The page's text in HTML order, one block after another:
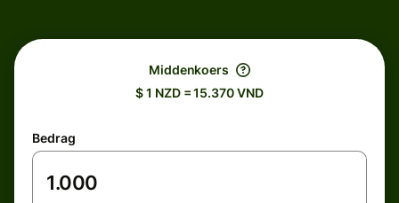
Middenkoers
$ 1 NZD = 15.370 VND
Bedrag